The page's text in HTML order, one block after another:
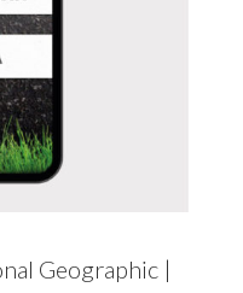
Geographic |